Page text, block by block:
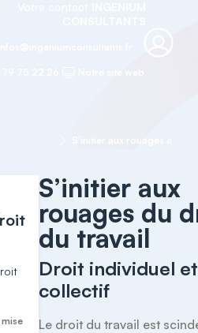
S’initier aux
rouages du
du travail
Droit individuel
collectif
Le droit du travail est